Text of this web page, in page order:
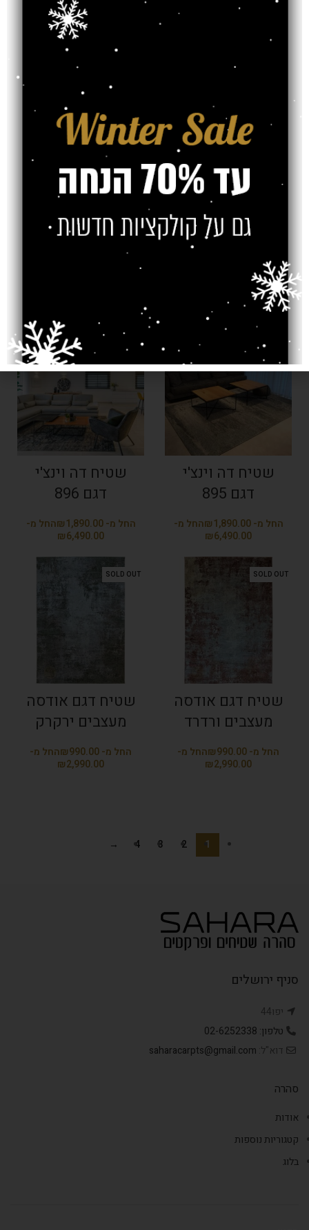
קרם
מעצבים אפור
בהיר
שטיח דה וינצ'י
₪
SOLD OUT
SOLD OUT
שטיח דה וינצ'י
דגם 895
₪
₪
SOLD OUT
שטיח דה וינצ'י
דגם 896
₪
₪
SOLD OUT
שטיח דגם אודסה
מעצבים ורדרד
₪
₪
SOLD OUT
שטיח דגם אודסה
מעצבים ירקרק
₪
₪
1
2
3
4
→
סניף ירושלים
יפו44
טלפון: 02-6252338
דוא"ל: saharacarpts@gmail.com
סהרה
אודות
קטגוריות נוספות
בלוג